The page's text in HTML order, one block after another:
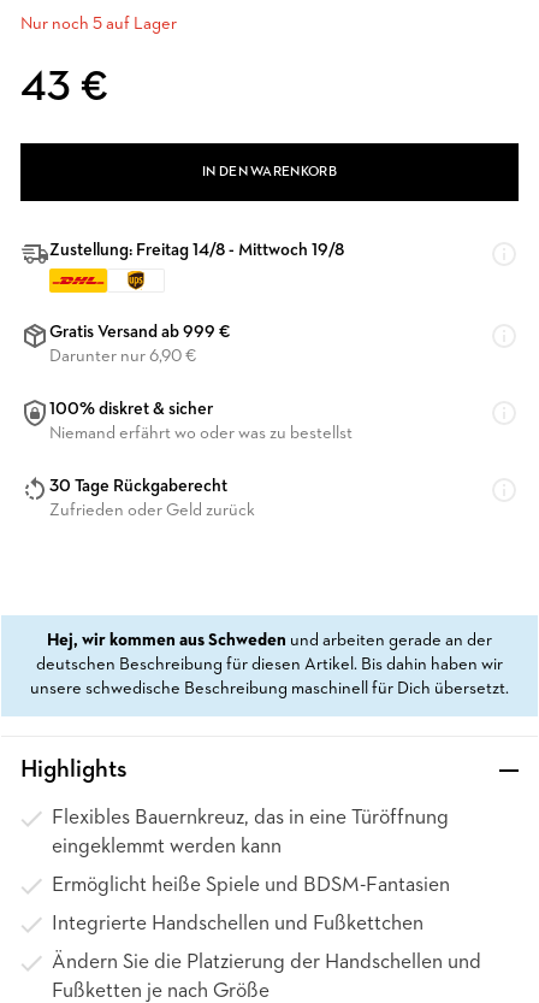
Nur noch 5 auf Lager
43 €
IN DEN WARENKORB
Zustellung: Freitag 14/8 - Mittwoch 19/8
Gratis Versand ab 999 €
Darunter nur 6,90 €
100% diskret & sicher
Niemand erfährt wo oder was zu bestellst
30 Tage Rückgaberecht
Zufrieden oder Geld zurück
Hej, wir kommen aus Schweden und arbeiten gerade an der
deutschen Beschreibung für diesen Artikel. Bis dahin haben wir
unsere schwedische Beschreibung maschinell für Dich übersetzt.
Highlights
Flexibles Bauernkreuz, das in eine Türöffnung
eingeklemmt werden kann
Ermöglicht heiße Spiele und BDSM-Fantasien
Integrierte Handschellen und Fußkettchen
Ändern Sie die Platzierung der Handschellen und
Fußketten je nach Größe